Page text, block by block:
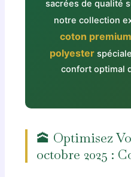
sacrées de qualité
notre collection
coton premium
polyester
confort optimal
🕋 Optimisez
octobre 2025 :